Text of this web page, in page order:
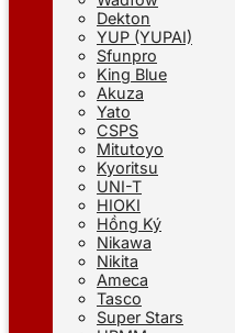
Dekton
YUP (YUPAI)
Sfunpro
King Blue
Akuza
Yato
CSPS
Mitutoyo
Kyoritsu
UNI-T
HIOKI
Hồng Ký
Nikawa
Nikita
Ameca
Tasco
Super Stars